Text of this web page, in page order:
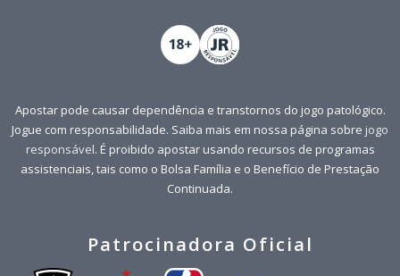
Apostar pode causar dependência e transtornos do jogo patológico.
Jogue com responsabilidade. Saiba mais em nossa página sobre jogo
responsável. É proibido apostar usando recursos de programas
assistenciais, tais como o Bolsa Família e o Benefício de Prestação
Continuada.
Patrocinadora Oficial